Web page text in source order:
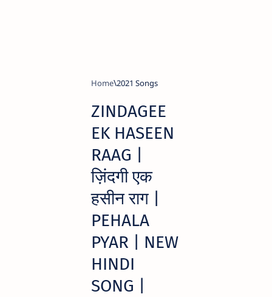
Home 2021 Songs
ZINDAGEE
EK HASEEN
RAAG |
ज़िंदगी एक
हसीन राग |
PEHALA
PYAR | NEW
HINDI
SONG |